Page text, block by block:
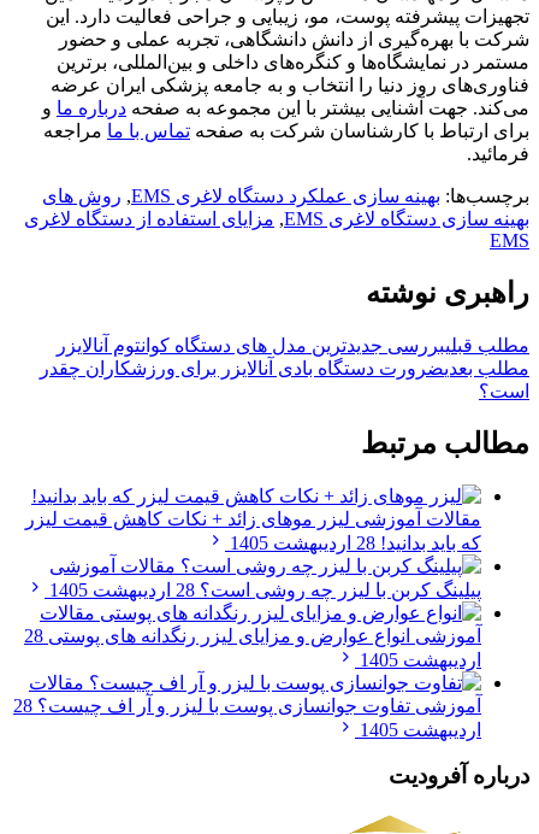
تجهیزات پیشرفته پوست، مو، زیبایی و جراحی فعالیت دارد. این
شرکت با بهره‌گیری از دانش دانشگاهی، تجربه عملی و حضور
مستمر در نمایشگاه‌ها و کنگره‌های داخلی و بین‌المللی، برترین
فناوری‌های روز دنیا را انتخاب و به جامعه پزشکی ایران عرضه
می‌کند. جهت آشنایی بیشتر با این مجموعه به صفحه درباره ما و
برای ارتباط با کارشناسان شرکت به صفحه تماس با ما مراجعه
فرمائید.
برچسب‌ها: بهینه سازی عملکرد دستگاه لاغری EMS , روش های
بهینه سازی دستگاه لاغری EMS
, مزایای استفاده از دستگاه لاغری
EMS
راهبری نوشته
مطلب قبلیبررسی جدیدترین مدل های دستگاه کوانتوم آنالایزر
مطلب بعدیضرورت دستگاه بادی آنالایزر برای ورزشکاران چقدر
است؟
مطالب مرتبط
مقالات آموزشی لیزر موهای زائد + نکات کاهش قیمت لیزر
که باید بدانید! 28 اردیبهشت 1405
مقالات آموزشی
پیلینگ کربن با لیزر چه روشی است؟ 28 اردیبهشت 1405
مقالات
آموزشی انواع عوارض و مزایای لیزر رنگدانه های پوستی 28
اردیبهشت 1405
مقالات
آموزشی تفاوت جوانسازی پوست با لیزر و آر اف چیست؟ 28
اردیبهشت 1405
درباره آفرودیت